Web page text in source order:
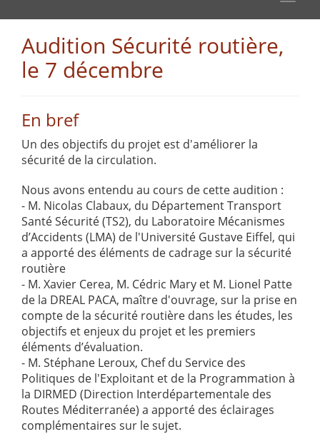
Audition Sécurité routière,
le 7 décembre
En bref
Un des objectifs du projet est d'améliorer la
sécurité de la circulation.
Nous avons entendu au cours de cette audition :
- M. Nicolas Clabaux, du Département Transport
Santé Sécurité (TS2), du Laboratoire Mécanismes
d’Accidents (LMA) de l'Université Gustave Eiffel, qui
a apporté des éléments de cadrage sur la sécurité
routière
- M. Xavier Cerea, M. Cédric Mary et M. Lionel Patte
de la DREAL PACA, maître d'ouvrage, sur la prise en
compte de la sécurité routière dans les études, les
objectifs et enjeux du projet et les premiers
éléments d’évaluation.
- M. Stéphane Leroux, Chef du Service des
Politiques de l'Exploitant et de la Programmation à
la DIRMED (Direction Interdépartementale des
Routes Méditerranée) a apporté des éclairages
complémentaires sur le sujet.